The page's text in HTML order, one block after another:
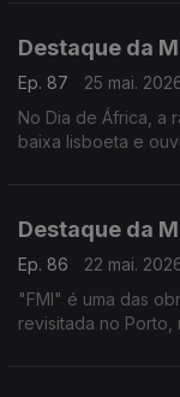
Destaque da
Ep. 87
25 mai.
No Dia de África, a
baixa lisboeta e
Destaque da
Ep. 86
22 mai.
"FMI" é uma das
revisitada no Porto,